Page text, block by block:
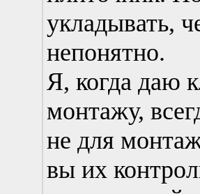
укладывать,
непонятно.
Я, когда даю
монтажу,
не для
вы их